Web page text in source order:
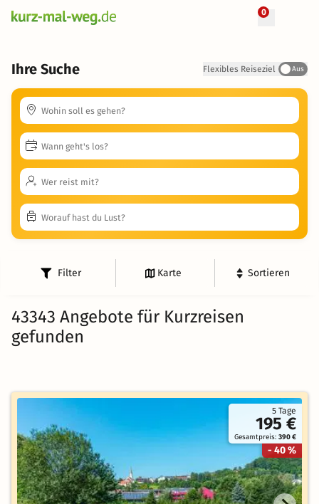
0
Ihre Suche Flexibles Reiseziel Aus
Filter Karte Sortieren
43343 Angebote für Kurzreisen
gefunden
5 Tage
195 €
Gesamtpreis: 390 €
- 40 %